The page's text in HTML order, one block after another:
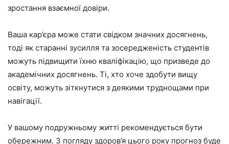
зростання взаємної довіри.
Ваша кар’єра може стати свідком значних досягнень,
тоді як старанні зусилля та зосередженість студентів
можуть підвищити їхню кваліфікацію, що призведе до
академічних досягнень. Ті, хто хоче здобути вищу
освіту, можуть зіткнутися з деякими труднощами при
навігації.
У вашому подружньому житті рекомендується бути
обережним. З погляду здоров’я цього року прогноз буде